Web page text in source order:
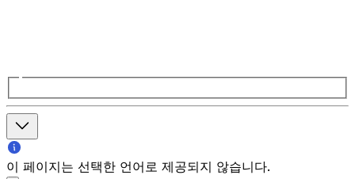
이 페이지는 선택한 언어로 제공되지 않습니다.